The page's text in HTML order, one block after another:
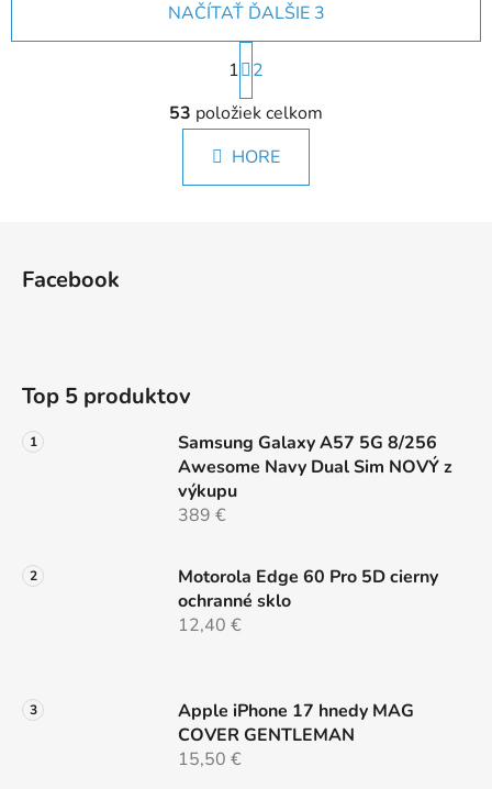
O
v
l
á
d
v
ý
p
NAČÍTAŤ ĎALŠIE 3
S
t
r
á
n
k
1
2
53 položiek celkom
HORE
Facebook
Top 5 produktov
Samsung Galaxy A57 5G 8/256
Awesome Navy Dual Sim NOVÝ z
výkupu
389 €
Motorola Edge 60 Pro 5D cierny
ochranné sklo
12,40 €
Apple iPhone 17 hnedy MAG
COVER GENTLEMAN
15,50 €